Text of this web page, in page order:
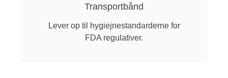
Transportbånd
Lever op til hygiejnestandarderne for
FDA regulativer.